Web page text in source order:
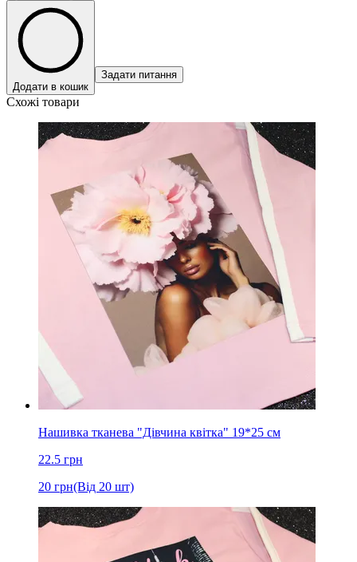
Додати в кошик
Задати питання
Схожі товари
Нашивка тканева "Дівчина квітка" 19*25 см
22.5 грн
20 грн(Від 20 шт)